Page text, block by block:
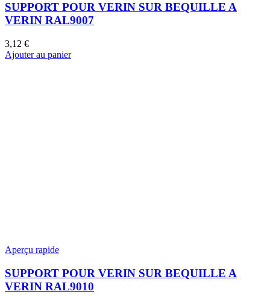
SUPPORT POUR VERIN SUR BEQUILLE A
VERIN RAL9007
3,12 €
Ajouter au panier
Aperçu rapide
SUPPORT POUR VERIN SUR BEQUILLE A
VERIN RAL9010